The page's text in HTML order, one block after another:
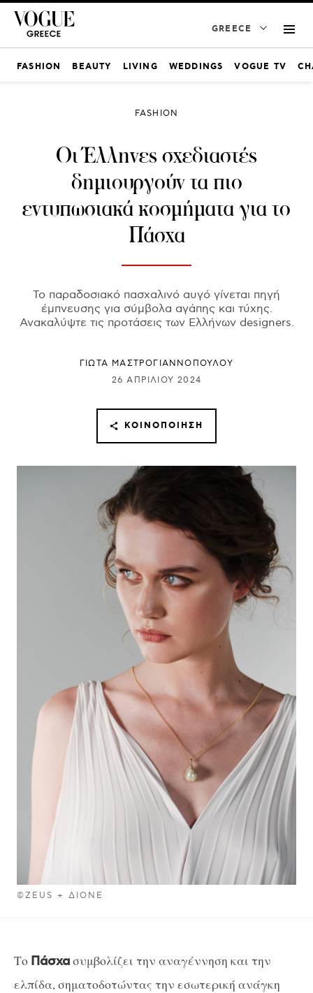
GREECE
FASHION BEAUTY LIVING WEDDINGS VOGUE TV
©ZEUS + ΔIONE
FASHION
Οι Έλληνες σχεδιαστές
δημιουργούν τα πιο
εντυπωσιακά κοσμήματα για το
Πάσχα
Το παραδοσιακό πασχαλινό αυγό γίνεται πηγή
έμπνευσης για σύμβολα αγάπης και τύχης.
Ανακαλύψτε τις προτάσεις των Ελλήνων designers.
ΓΙΩΤΑ ΜΑΣΤΡΟΓΙΑΝΝΟΠΟΥΛΟΥ
26 ΑΠΡΙΛΊΟΥ 2024
ΚΟΙΝΟΠΟΊΗΣΗ
Το Πάσχασυμβολίζει την αναγέννηση και την
ελπίδα, σηματοδοτώντας την εσωτερική ανάγκη